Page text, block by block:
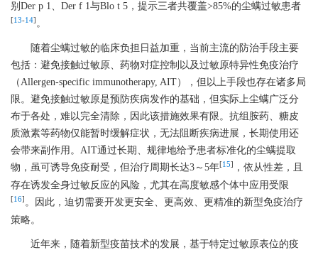
别Der p 1、Der f 1与Blo t 5，提示三者共覆盖>85%的尘螨过敏患者
[13-14] 。
随着尘螨过敏的临床负担日益加重，当前主流的防治手段主要
包括：避免接触过敏原、药物对症控制以及过敏原特异性免疫治疗
（Allergen-specific immunotherapy, AIT），但以上手段也存在诸多局
限。避免接触过敏原是预防疾病发作的基础，但实际上尘螨广泛分
布于各处，难以完全清除，因此该措施效果有限。抗组胺药、糖皮
质激素等药物仅能暂时缓解症状，无法阻断疾病进展，长期使用还
会带来副作用。AIT通过长期、规律地给予患者标准化的尘螨提取
物，虽可诱导免疫耐受，但治疗周期长达3～5年[15]
，依从性差，且
存在诱发全身过敏反应的风险，尤其在高度敏感个体中应用受限
[16] 。因此，迫切需要开发更安全、更高效、更精准的新型免疫治疗
策略。
近年来，随着新型疫苗技术的发展，基于特定过敏原表位的疫